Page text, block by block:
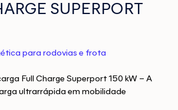
SUPERPORT
para rodovias e frota
Full Charge Superport 150 kW – A
ultrarrápida em mobilidade